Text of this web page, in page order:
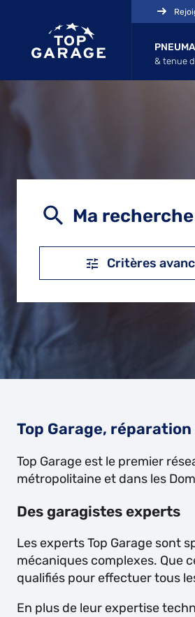
& tenue
Ma recherche
Critères
Top Garage,
Top Garage est le premier
métropolitaine et dans les
Des garagistes experts
Les experts Top Garage sont
mécaniques complexes. Que
qualifiés pour effectuer tous
En plus de leur expertise